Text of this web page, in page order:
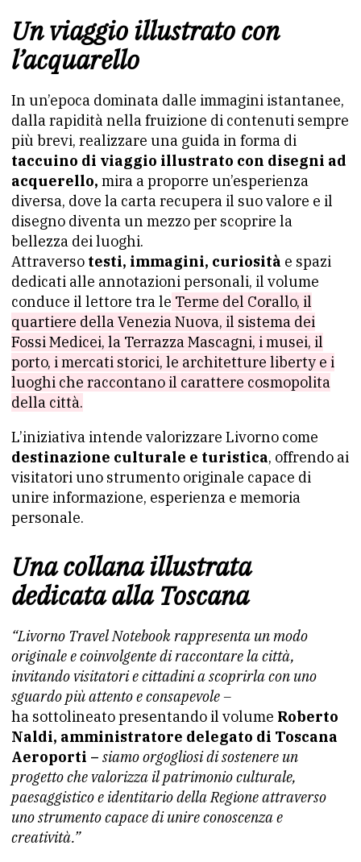
Un viaggio illustrato con
l’acquarello
In un’epoca dominata dalle immagini istantanee,
dalla rapidità nella fruizione di contenuti sempre
più brevi, realizzare una guida in forma di
taccuino di viaggio illustrato con disegni ad
acquerello, mira a proporre un’esperienza
diversa, dove la carta recupera il suo valore e il
disegno diventa un mezzo per scoprire la
bellezza dei luoghi.
Attraverso testi, immagini, curiosità e spazi
dedicati alle annotazioni personali, il volume
conduce il lettore tra le Terme del Corallo, il
quartiere della Venezia Nuova, il sistema dei
Fossi Medicei, la Terrazza Mascagni, i musei, il
porto, i mercati storici, le architetture liberty e i
luoghi che raccontano il carattere cosmopolita
della città.
L’iniziativa intende valorizzare Livorno come
destinazione culturale e turistica, offrendo ai
visitatori uno strumento originale capace di
unire informazione, esperienza e memoria
personale.
Una collana illustrata
dedicata alla Toscana
“Livorno Travel Notebook rappresenta un modo
originale e coinvolgente di raccontare la città,
invitando visitatori e cittadini a scoprirla con uno
sguardo più attento e consapevole –
ha sottolineato presentando il volume Roberto
Naldi, amministratore delegato di Toscana
Aeroporti – siamo orgogliosi di sostenere un
progetto che valorizza il patrimonio culturale,
paesaggistico e identitario della Regione attraverso
uno strumento capace di unire conoscenza e
creatività.”